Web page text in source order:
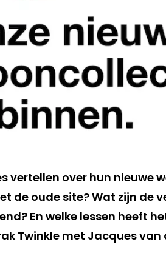
vertellen over hun nieuwe
de oude site? Wat zijn de
En welke lessen heeft
Twinkle met Jacques